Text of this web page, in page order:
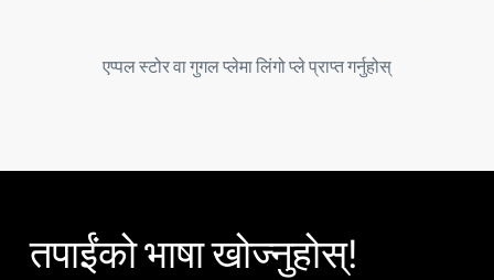
एप्पल स्टोर वा गुगल प्लेमा लिंगो प्ले प्राप्त गर्नुहोस्
तपाईंको भाषा खोज्नुहोस्!